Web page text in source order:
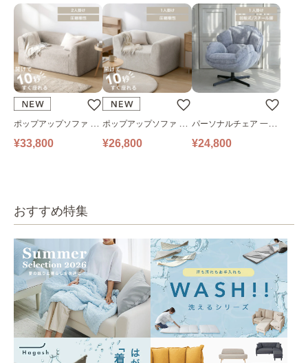
ポップアップソファ ソ
ファ フロアソファ 幅14
¥33,800
ポップアップソファ ソ
ファ フロアソファ 幅10
¥26,800
パーソナルチェア 一人
掛けソファ O’HANA ソ
¥24,800
おすすめ特集